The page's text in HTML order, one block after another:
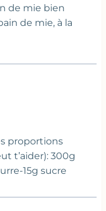
de mie bien
de mie, à la
proportions
t’aider): 300g
15g sucre